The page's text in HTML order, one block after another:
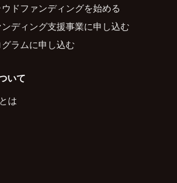
ドファンディングを始める
ディング支援事業に申し込む
ラムに申し込む
いて
は